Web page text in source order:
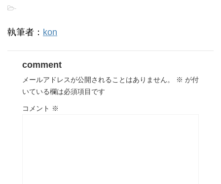
-
執筆者： kon
comment
メールアドレスが公開されることはありません。 ※ が付
いている欄は必須項目です
コメント ※